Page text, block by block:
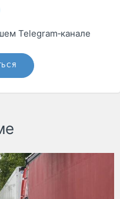
Telegram‑канале